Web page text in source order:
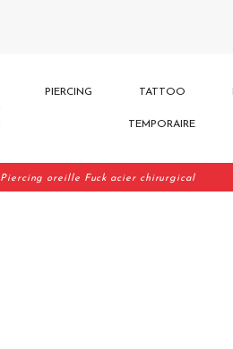
PIERCING TATTOO
TEMPORAIRE
Piercing oreille Fuck acier chirurgical